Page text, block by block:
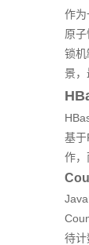
作为
原
锁机
景，
基
作，
待计